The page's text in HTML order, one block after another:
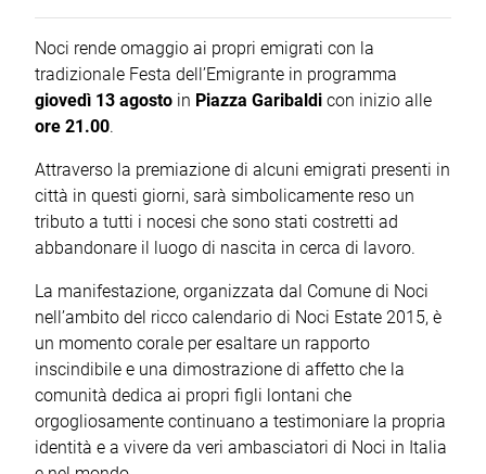
Noci rende omaggio ai propri emigrati con la
tradizionale Festa dell’Emigrante in programma
giovedì 13 agosto in Piazza Garibaldi con inizio alle
ore 21.00.
Attraverso la premiazione di alcuni emigrati presenti in
città in questi giorni, sarà simbolicamente reso un
tributo a tutti i nocesi che sono stati costretti ad
abbandonare il luogo di nascita in cerca di lavoro.
La manifestazione, organizzata dal Comune di Noci
nell’ambito del ricco calendario di Noci Estate 2015, è
un momento corale per esaltare un rapporto
inscindibile e una dimostrazione di affetto che la
comunità dedica ai propri figli lontani che
orgogliosamente continuano a testimoniare la propria
identità e a vivere da veri ambasciatori di Noci in Italia